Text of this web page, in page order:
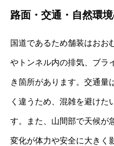
路面・交通・自然環
国道であるため舗装はおお
やトンネル内の排気、ブラ
き箇所があります。交通量
く違うため、混雑を避けた
す。また、山間部で天候が
変化が体力や安全に大きく